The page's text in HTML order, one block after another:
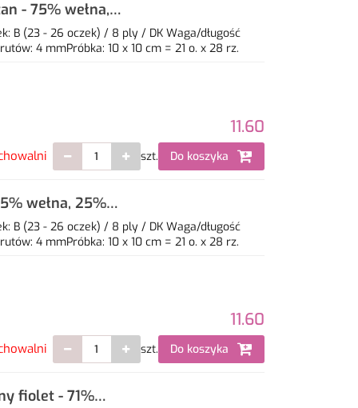
- 75% wełna,
B (23 - 26 oczek) / 8 ply / DK Waga/długość
4 mmPróbka: 10 x 10 cm = 21 o. x 28 rz.
11.60
szt. Do koszyka
wełna, 25%
B (23 - 26 oczek) / 8 ply / DK Waga/długość
4 mmPróbka: 10 x 10 cm = 21 o. x 28 rz.
11.60
szt. Do koszyka
fiolet - 71%